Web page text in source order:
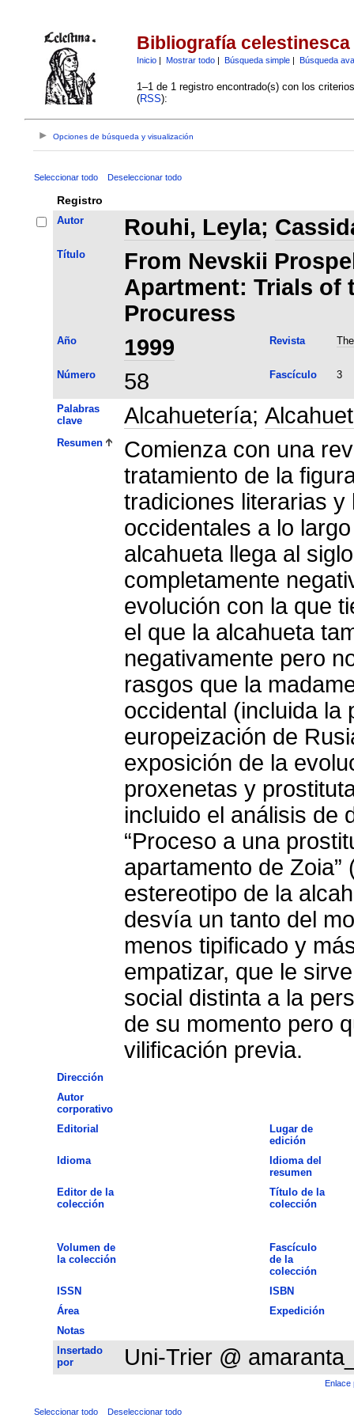
Bibliografía celestinesca
Inicio| Mostrar todo| Búsqueda simple| Búsqueda
1–1 de 1 registro encontrado(s) con los
(RSS):
Opciones de búsqueda y visualización
Seleccionar todo Deseleccionar todo
Registro
Autor Rouhi, Leyla;
Título
From Nevskii
Apartment: Trials of
Procuress
Año 1999 Revista
Número 58 Fascículo 3
Palabras
clave
Alcahuetería;
Resumen
Comienza con una
tratamiento de la
tradiciones literarias
occidentales a lo
alcahueta llega al
completamente
evolución con la que
el que la alcahueta
negativamente pero
rasgos que la
occidental (incluida la
europeización de
exposición de la
proxenetas y
incluido el análisis de
“Proceso a una
apartamento de
estereotipo de la
desvía un tanto del
menos tipificado y
empatizar, que le
social distinta a la
de su momento pero
vilificación previa.
Dirección
Autor
corporativo
Editorial
Lugar de
edición
Idioma
Idioma del
resumen
Editor de la
colección
Título de la
colección
Volumen de
la colección
Fascículo
de la
colección
ISSN
ISBN
Área
Expedición
Notas
Insertado
por
Uni-Trier @
Enlace
Seleccionar todo Deseleccionar todo